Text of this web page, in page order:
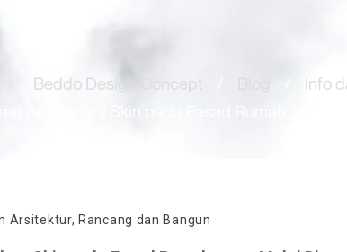
Beddo Design Concept / Info
Secondary Skin pada Fasad Rumah, yang
Arsitektur, Rancang dan Bangun